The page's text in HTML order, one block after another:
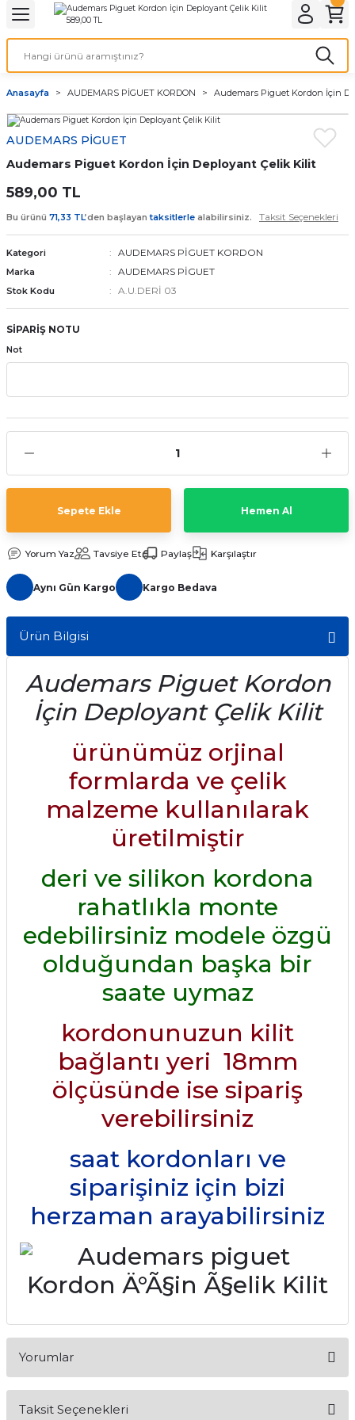
& ELEKTİRİK AYDINLATMA & ELEKTRİK
ve Cihaz Pilleri
ÇEŞİTLERİ
Kordon Çeşitleri
Kordonları
saat kordonu
Kordonları
Anasayfa AUDEMARS PİGUET KORDON Audemars Piguet Kordon İçin
AUDEMARS PİGUET
Audemars Piguet Kordon İçin Deployant Çelik Kilit
589,00 TL
Bu ürünü 71,33 TL’den başlayantaksitlerle alabilirsiniz. Taksit Seçenekleri
Kategori AUDEMARS PİGUET KORDON
Marka AUDEMARS PİGUET
Stok Kodu A.U.DERİ 03
SİPARİŞ NOTU
Not
Sepete Ekle Hemen Al
Yorum Yaz Tavsiye Et Paylaş Karşılaştır
Aynı Gün Kargo Kargo Bedava
Ürün Bilgisi
Audemars Piguet Kordon
İçin Deployant Çelik Kilit
ürünümüz orjinal
formlarda ve çelik
malzeme kullanılarak
üretilmiştir
deri ve silikon kordona
rahatlıkla monte
edebilirsiniz modele özgü
olduğundan başka bir
saate uymaz
kordonunuzun kilit
bağlantı yeri 18mm
ölçüsünde ise sipariş
verebilirsiniz
saat kordonları ve
siparişiniz için bizi
herzaman arayabilirsiniz
Yorumlar
Taksit Seçenekleri